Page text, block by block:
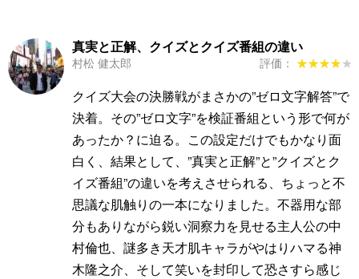
真実と正解、クイズとクイズ番組の違い
村松 健太郎 評価： ★★★★★
★★★★★
クイズ大会の決勝戦がまさかの”ゼロ文字解答”で
決着。その”ゼロ文字”を検証番組という形で何が
あったか？に迫る。この設定だけでもかなり面
白く、結果として、”真実と正解”と”クイズとク
イズ番組”の違いを考えさせられる、ちょっと不
思議な肌触りの一本になりました。不器用な部
分もありながら鋭い洞察力を見せる主人公の中
村倫也、謎多き天才肌キャラがやはりハマる神
木隆之介、そして笑いを封印して恐さすら感じ